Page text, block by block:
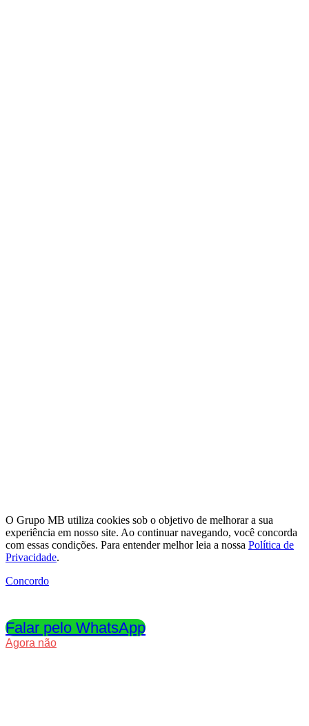
O Grupo MB utiliza cookies sob o objetivo de melhorar a sua
experiência em nosso site. Ao continuar navegando, você concorda
com essas condições. Para entender melhor leia a nossa Política de
Privacidade.
Concordo
Falar pelo WhatsApp
Agora não